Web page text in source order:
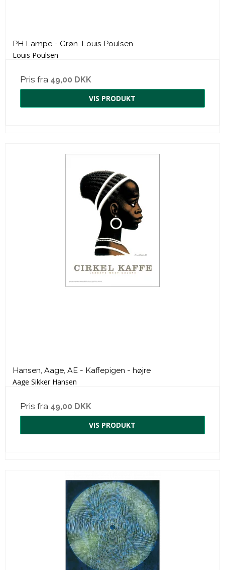
PH Lampe - Grøn. Louis Poulsen
Louis Poulsen
Pris fra 49,00 DKK
VIS PRODUKT
Hansen, Aage, AE - Kaffepigen - højre
Aage Sikker Hansen
Pris fra 49,00 DKK
VIS PRODUKT